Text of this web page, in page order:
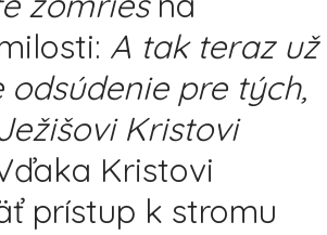
A tak teraz už
odsúdenie pre tých,
Kristovi
Kristovi
prístup k stromu